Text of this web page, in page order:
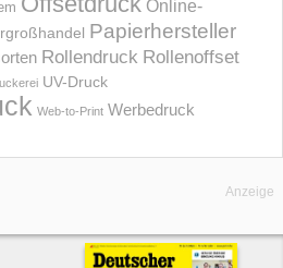
Online-
Papierhersteller
Rollendruck Rollenoffset
UV-Druck
Web-to-Print Werbedruck
Anzeige